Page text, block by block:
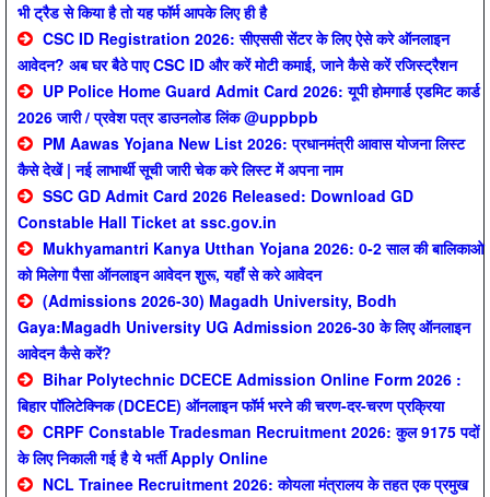
भी ट्रैड से किया है तो यह फॉर्म आपके लिए ही है
CSC ID Registration 2026: सीएससी सेंटर के लिए ऐसे करे ऑनलाइन
आवेदन? अब घर बैठे पाए CSC ID और करें मोटी कमाई, जाने कैसे करें रजिस्ट्रैशन
UP Police Home Guard Admit Card 2026: यूपी होमगार्ड एडमिट कार्ड
2026 जारी / प्रवेश पत्र डाउनलोड लिंक @uppbpb
PM Aawas Yojana New List 2026: प्रधानमंत्री आवास योजना लिस्ट
कैसे देखें | नई लाभार्थी सूची जारी चेक करे लिस्ट में अपना नाम
SSC GD Admit Card 2026 Released: Download GD
Constable Hall Ticket at ssc.gov.in
Mukhyamantri Kanya Utthan Yojana 2026: 0-2 साल की बालिकाओ
को मिलेगा पैसा ऑनलाइन आवेदन शुरू, यहाँ से करे आवेदन
(Admissions 2026-30) Magadh University, Bodh
Gaya:Magadh University UG Admission 2026-30 के लिए ऑनलाइन
आवेदन कैसे करें?
Bihar Polytechnic DCECE Admission Online Form 2026 :
बिहार पॉलिटेक्निक (DCECE) ऑनलाइन फॉर्म भरने की चरण-दर-चरण प्रक्रिया
CRPF Constable Tradesman Recruitment 2026: कुल 9175 पदों
के लिए निकाली गई है ये भर्ती Apply Online
NCL Trainee Recruitment 2026: कोयला मंत्रालय के तहत एक प्रमुख